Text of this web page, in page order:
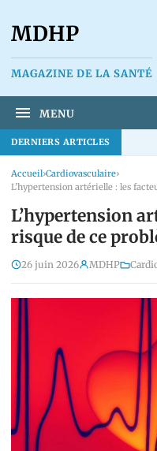
MDHP
MAGAZINE DE LA SANTÉ
MENU
DERNIERS ARTICLES
Accueil›Cardiovasculaire›
L’hypertension
risque de ce
26 juin 2026 MDHP